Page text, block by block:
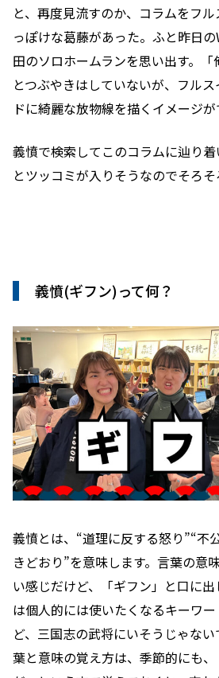
と、再度見流すのか、コラムをフ
っぽけな葛藤があった。ふと昨日
田のソロホームランを思い出す。
とつぶやきはしていないが、フル
ドに綺麗な放物線を描くイメージが
義憤で検索してこのコラムに辿り着
とツッコミが入りそうなのでそろそ
義憤(ギフン)って何？
義憤とは、“道理に反する怒り”“不
きどおり”を意味します。言葉の意
い感じだけど、「ギフン」と口に
は個人的には使いたくなるキーワ
ど、三国志の武将にいそうじゃな
葉と意味の覚え方は、季節的にも